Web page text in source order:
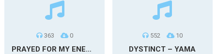
363 0
PRAYED FOR MY ENEMIES
552 10
DYSTINCT – YAMA